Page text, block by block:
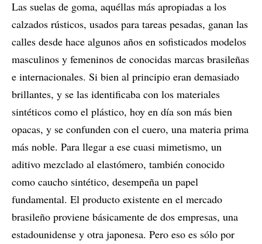
Las suelas de goma, aquéllas más apropiadas a los
calzados rústicos, usados para tareas pesadas, ganan las
calles desde hace algunos años en sofisticados modelos
masculinos y femeninos de conocidas marcas brasileñas
e internacionales. Si bien al principio eran demasiado
brillantes, y se las identificaba con los materiales
sintéticos como el plástico, hoy en día son más bien
opacas, y se confunden con el cuero, una materia prima
más noble. Para llegar a ese cuasi mimetismo, un
aditivo mezclado al elastómero, también conocido
como caucho sintético, desempeña un papel
fundamental. El producto existente en el mercado
brasileño proviene básicamente de dos empresas, una
estadounidense y otra japonesa. Pero eso es sólo por